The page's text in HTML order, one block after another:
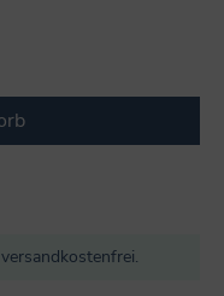
ein oder